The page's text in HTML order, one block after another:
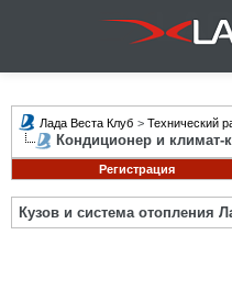
Лада Веста Клуб > Технический
Кондиционер и климат-
Регистрация
Кузов и система отопления